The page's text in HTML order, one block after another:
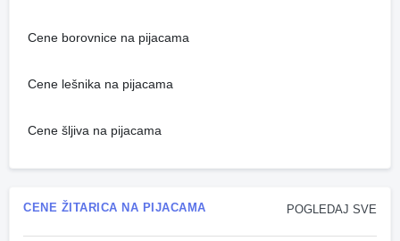
Cene borovnice na pijacama
Cene lešnika na pijacama
Cene šljiva na pijacama
POGLEDAJ SVE
CENE ŽITARICA NA PIJACAMA